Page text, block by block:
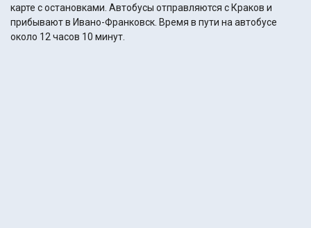
карте с остановками. Автобусы отправляются с Краков и
прибывают в Ивано-Франковск. Время в пути на автобусе
около 12 часов 10 минут.